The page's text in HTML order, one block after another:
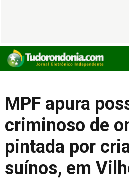
MPF apura
criminoso de
pintada por
suínos, em